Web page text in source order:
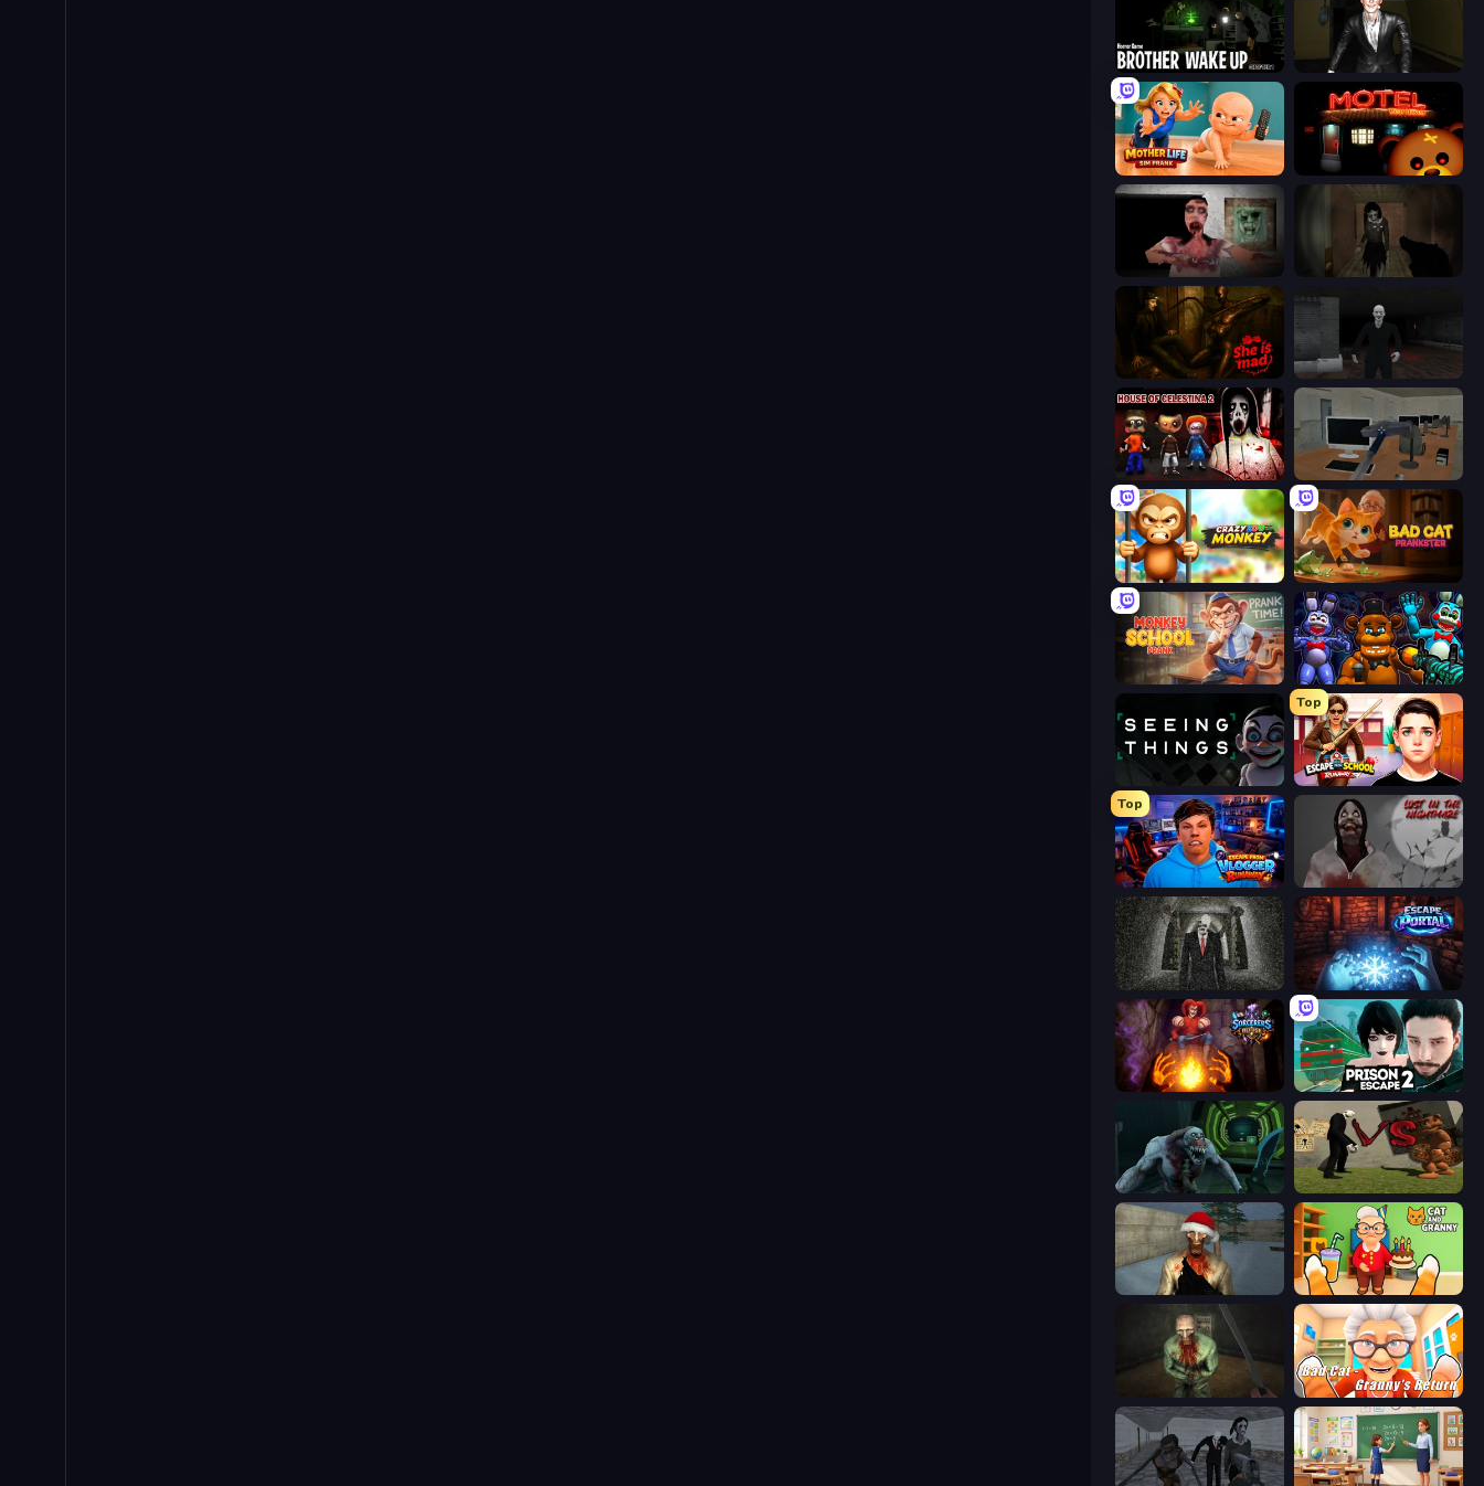
Brother Wake Up Case: Smile 2
Mother Life Simulator: Prank Bear Haven
Silent House
She is Mad Case: Smile
House of Celestina: Chapter Two Office Horror Story
Crazy Zoo Monkey Bad Cat Prankster
Monkey School Prank FNaF Shooter
Seeing Things
Top
Escape from School: Runaway
Top
Escape from Vlogger: Runaway Jeff The Killer: Lost in the Nightmare
Slenderman Must Die: Underground Bunker Escape Portal
Sorcerers Refuge Prison Escape 2
Shoot Your Nightmare: Space Isolation Slenderman VS Freddy The Fazbear
Cat and Granny
Shoot Your Nightmare: The Beginning Bad Cat - Granny's Return